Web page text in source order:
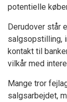
potentielle
Derudover står
salgsopstilling,
kontakt til
vilkår med
Mange tror
salgsarbejdet,